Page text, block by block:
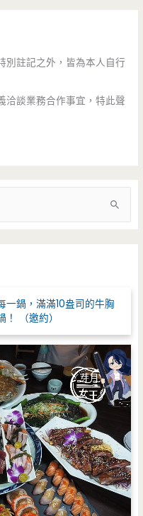
別註記之外，皆為本人自行
洽談業務合作事宜，特此聲
鍋，滿滿10盎司的牛胸
（邀約）